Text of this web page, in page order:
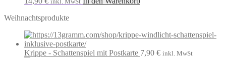
Weihnachtsprodukte
Krippe - Schattenspiel mit Postkarte 7,90 € inkl. MwSt